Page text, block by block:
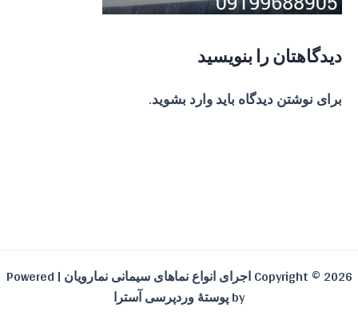
دیدگاهتان را بنویسید
برای نوشتن دیدگاه بایدوارد بشوید.
Copyright © 2026 اجرای انواع نماهای سیمانی نمارویان | Powered
byپوستهٔ وردپرسی آسترا